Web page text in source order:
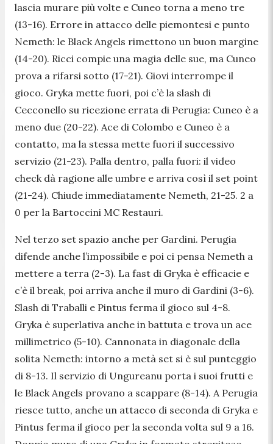
lascia murare più volte e Cuneo torna a meno tre
(13-16). Errore in attacco delle piemontesi e punto
Nemeth: le Black Angels rimettono un buon margine
(14-20). Ricci compie una magia delle sue, ma Cuneo
prova a rifarsi sotto (17-21). Giovi interrompe il
gioco. Gryka mette fuori, poi c’è la slash di
Cecconello su ricezione errata di Perugia: Cuneo è a
meno due (20-22). Ace di Colombo e Cuneo è a
contatto, ma la stessa mette fuori il successivo
servizio (21-23). Palla dentro, palla fuori: il video
check dà ragione alle umbre e arriva così il set point
(21-24). Chiude immediatamente Nemeth, 21-25. 2 a
0 per la Bartoccini MC Restauri.
Nel terzo set spazio anche per Gardini. Perugia
difende anche l’impossibile e poi ci pensa Nemeth a
mettere a terra (2-3). La fast di Gryka è efficacie e
c’è il break, poi arriva anche il muro di Gardini (3-6).
Slash di Traballi e Pintus ferma il gioco sul 4-8.
Gryka è superlativa anche in battuta e trova un ace
millimetrico (5-10). Cannonata in diagonale della
solita Nemeth: intorno a metà set si è sul punteggio
di 8-13. Il servizio di Ungureanu porta i suoi frutti e
le Black Angels provano a scappare (8-14). A Perugia
riesce tutto, anche un attacco di seconda di Gryka e
Pintus ferma il gioco per la seconda volta sul 9 a 16.